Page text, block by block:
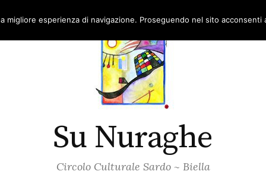
Su Nuraghe
Circolo Culturale Sardo ~ Biella
esperienza di navigazione. Proseguendo nel sito acconsenti